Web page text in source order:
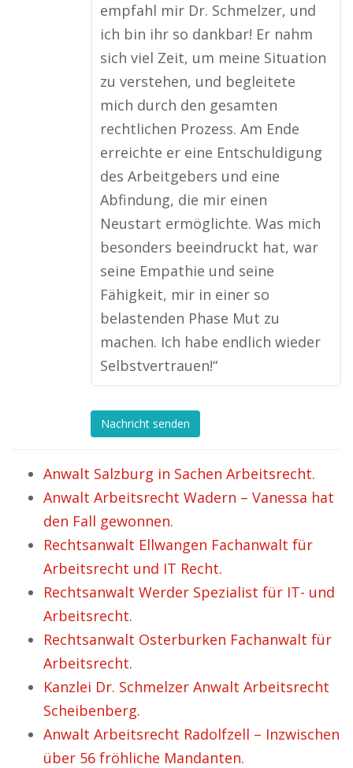
empfahl mir Dr. Schmelzer, und
ich bin ihr so dankbar! Er nahm
sich viel Zeit, um meine Situation
zu verstehen, und begleitete
mich durch den gesamten
rechtlichen Prozess. Am Ende
erreichte er eine Entschuldigung
des Arbeitgebers und eine
Abfindung, die mir einen
Neustart ermöglichte. Was mich
besonders beeindruckt hat, war
seine Empathie und seine
Fähigkeit, mir in einer so
belastenden Phase Mut zu
machen. Ich habe endlich wieder
Selbstvertrauen!“
Nachricht senden
Anwalt Salzburg in Sachen Arbeitsrecht.
Anwalt Arbeitsrecht Wadern – Vanessa hat
den Fall gewonnen.
Rechtsanwalt Ellwangen Fachanwalt für
Arbeitsrecht und IT Recht.
Rechtsanwalt Werder Spezialist für IT- und
Arbeitsrecht.
Rechtsanwalt Osterburken Fachanwalt für
Arbeitsrecht.
Kanzlei Dr. Schmelzer Anwalt Arbeitsrecht
Scheibenberg.
Anwalt Arbeitsrecht Radolfzell – Inzwischen
über 56 fröhliche Mandanten.